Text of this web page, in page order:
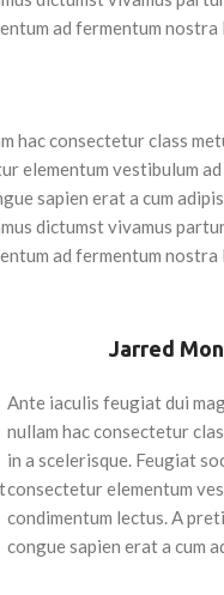
ad fermentum
hac consectetur class
elementum vestibulum
sapien erat a cum
dictumst vivamus
ad fermentum
Jarred
Ante iaculis feugiat dui
nullam hac consectetur
in a scelerisque. Feugiat
consectetur elementum
condimentum lectus. A
congue sapien erat a cum